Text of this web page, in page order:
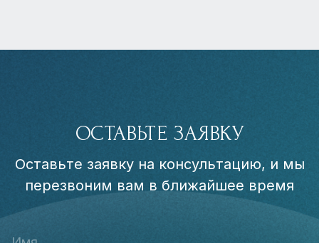
ОСТАВЬТЕ ЗАЯВКУ
Оставьте заявку на консультацию, и мы
перезвоним вам в ближайшее время